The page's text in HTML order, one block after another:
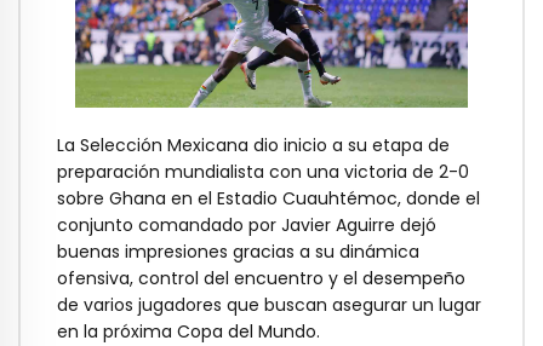
La Selección Mexicana dio inicio a su etapa de
preparación mundialista con una victoria de 2-0
sobre Ghana en el Estadio Cuauhtémoc, donde el
conjunto comandado por Javier Aguirre dejó
buenas impresiones gracias a su dinámica
ofensiva, control del encuentro y el desempeño
de varios jugadores que buscan asegurar un lugar
en la próxima Copa del Mundo.